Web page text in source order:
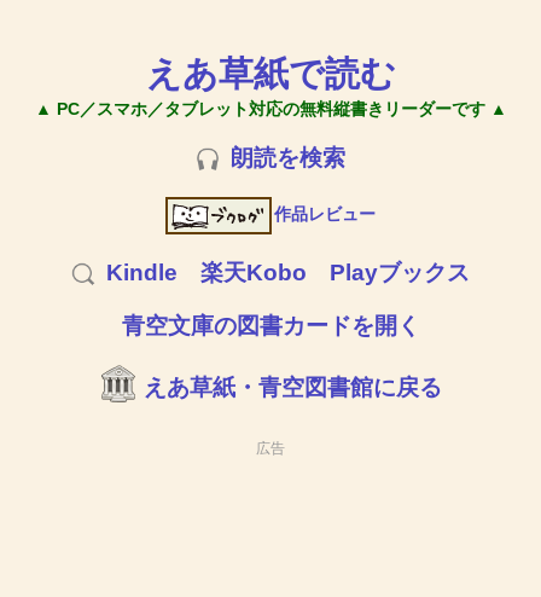
えあ草紙で読む
▲ PC／スマホ／タブレット対応の無料縦書きリーダーです ▲
朗読を検索
作品レビュー
Kindle 楽天Kobo Playブックス
青空文庫の図書カードを開く
えあ草紙・青空図書館に戻る
広告